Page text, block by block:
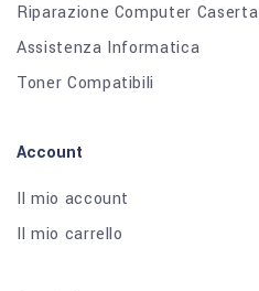
Riparazione Computer Caserta
Assistenza Informatica
Toner Compatibili
Account
Il mio account
Il mio carrello